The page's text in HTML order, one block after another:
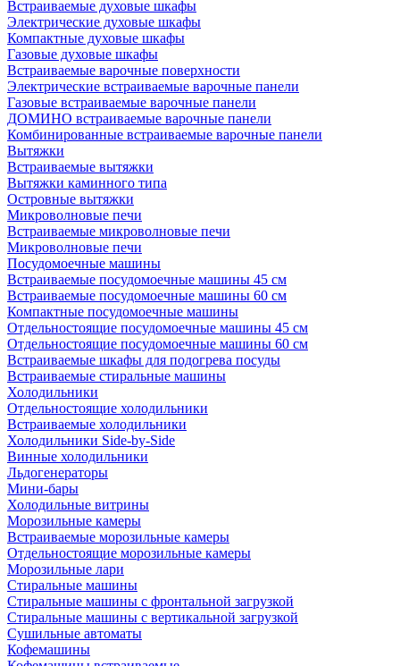
Встраиваемые духовые шкафы
Электрические духовые шкафы
Компактные духовые шкафы
Газовые духовые шкафы
Встраиваемые варочные поверхности
Электрические встраиваемые варочные панели
Газовые встраиваемые варочные панели
ДОМИНО встраиваемые варочные панели
Комбинированные встраиваемые варочные панели
Вытяжки
Встраиваемые вытяжки
Вытяжки каминного типа
Островные вытяжки
Микроволновые печи
Встраиваемые микроволновые печи
Микроволновые печи
Посудомоечные машины
Встраиваемые посудомоечные машины 45 см
Встраиваемые посудомоечные машины 60 см
Компактные посудомоечные машины
Отдельностоящие посудомоечные машины 45 см
Отдельностоящие посудомоечные машины 60 см
Встраиваемые шкафы для подогрева посуды
Встраиваемые стиральные машины
Холодильники
Отдельностоящие холодильники
Встраиваемые холодильники
Холодильники Side-by-Side
Винные холодильники
Льдогенераторы
Мини-бары
Холодильные витрины
Морозильные камеры
Встраиваемые морозильные камеры
Отдельностоящие морозильные камеры
Морозильные лари
Стиральные машины
Стиральные машины с фронтальной загрузкой
Стиральные машины с вертикальной загрузкой
Сушильные автоматы
Кофемашины